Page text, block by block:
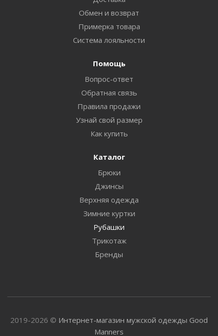
Обмен и возврат
Примерка товара
Система лояльности
Помощь
Вопрос-ответ
Обратная связь
Правила продажи
Узнай свой размер
Как купить
Каталог
Брюки
Джинсы
Верхняя одежда
Зимние куртки
Рубашки
Трикотаж
Бренды
2019-2026 © Интернет-магазин мужской одежды Good
Manners